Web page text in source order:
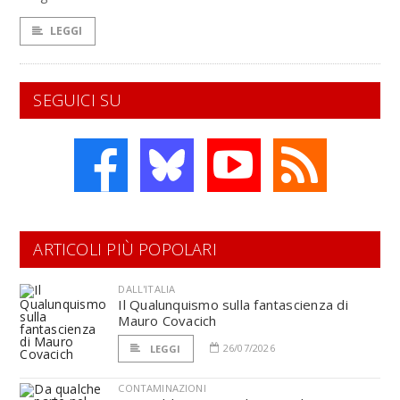
LEGGI
SEGUICI SU
ARTICOLI PIÙ POPOLARI
DALL'ITALIA
Il Qualunquismo sulla fantascienza di
Mauro Covacich
LEGGI 26/07/2026
CONTAMINAZIONI